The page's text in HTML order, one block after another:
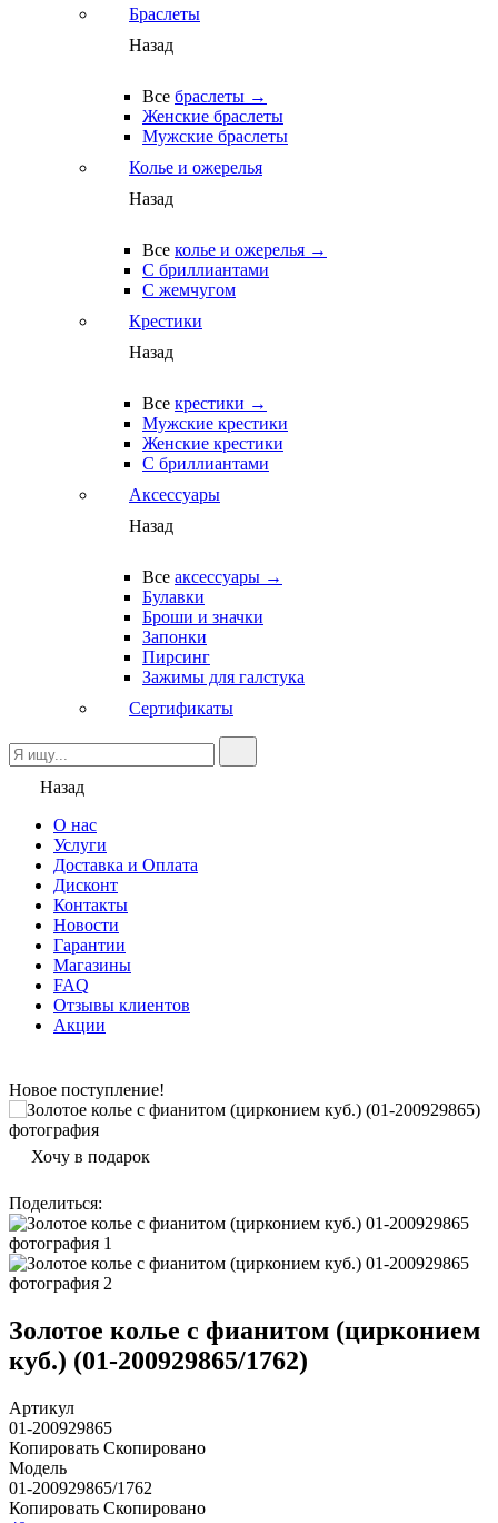
Браслеты
Назад
Все браслеты →
Женские браслеты
Мужские браслеты
Колье и ожерелья
Назад
Все колье и ожерелья →
С бриллиантами
С жемчугом
Крестики
Назад
Все крестики →
Мужские крестики
Женские крестики
С бриллиантами
Аксессуары
Назад
Все аксессуары →
Булавки
Броши и значки
Запонки
Пирсинг
Зажимы для галстука
Сертификаты
Назад
О нас
Услуги
Доставка и Оплата
Дисконт
Контакты
Новости
Гарантии
Магазины
FAQ
Отзывы клиентов
Акции
Новое поступление!
Хочу в подарок
Поделиться:
Золотое колье с фианитом (цирконием
куб.) (01-200929865/1762)
Артикул
01-200929865
Копировать Скопировано
Модель
01-200929865/1762
Копировать Скопировано